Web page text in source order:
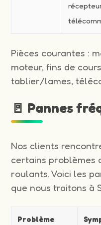
Pièces courantes :
moteur, fins de
tablier/lames,
🚪 Pannes
Nos clients
certains problèmes
roulants. Voici les
que nous traitons à
Problème